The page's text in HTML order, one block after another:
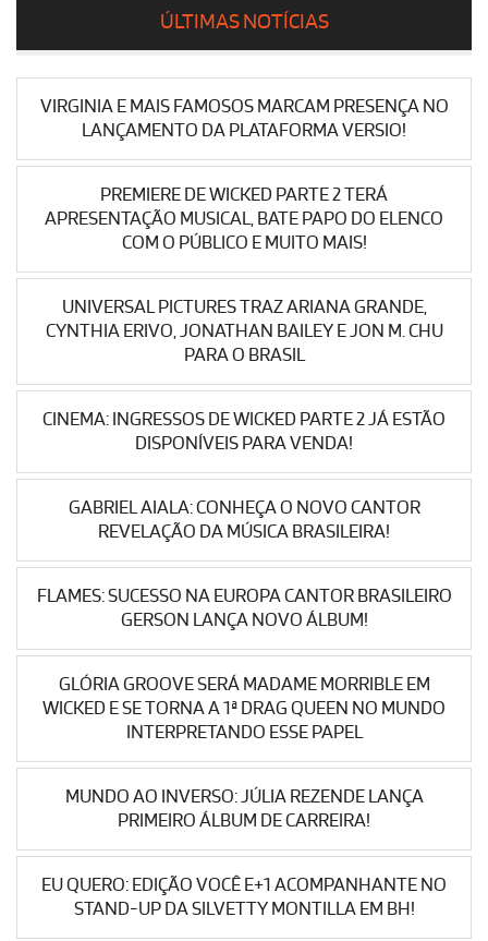
ÚLTIMAS NOTÍCIAS
VIRGINIA E MAIS FAMOSOS MARCAM PRESENÇA NO
LANÇAMENTO DA PLATAFORMA VERSIO!
PREMIERE DE WICKED PARTE 2 TERÁ
APRESENTAÇÃO MUSICAL, BATE PAPO DO ELENCO
COM O PÚBLICO E MUITO MAIS!
UNIVERSAL PICTURES TRAZ ARIANA GRANDE,
CYNTHIA ERIVO, JONATHAN BAILEY E JON M. CHU
PARA O BRASIL
CINEMA: INGRESSOS DE WICKED PARTE 2 JÁ ESTÃO
DISPONÍVEIS PARA VENDA!
GABRIEL AIALA: CONHEÇA O NOVO CANTOR
REVELAÇÃO DA MÚSICA BRASILEIRA!
FLAMES: SUCESSO NA EUROPA CANTOR BRASILEIRO
GERSON LANÇA NOVO ÁLBUM!
GLÓRIA GROOVE SERÁ MADAME MORRIBLE EM
WICKED E SE TORNA A 1ª DRAG QUEEN NO MUNDO
INTERPRETANDO ESSE PAPEL
MUNDO AO INVERSO: JÚLIA REZENDE LANÇA
PRIMEIRO ÁLBUM DE CARREIRA!
EU QUERO: EDIÇÃO VOCÊ E+1 ACOMPANHANTE NO
STAND-UP DA SILVETTY MONTILLA EM BH!